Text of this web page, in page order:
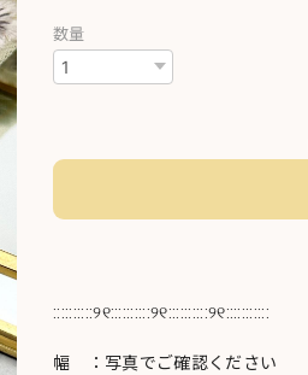
数量
::::::::::୨୧::::::::::୨୧::::::::::୨୧:::::::::::
幅 ：写真でご確認ください